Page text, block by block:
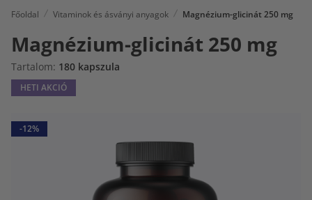
Főoldal Vitaminok és ásványi anyagok Magnézium-glicinát 250 mg
Magnézium-glicinát 250 mg
Tartalom: 180 kapszula
HETI AKCIÓ
-12%